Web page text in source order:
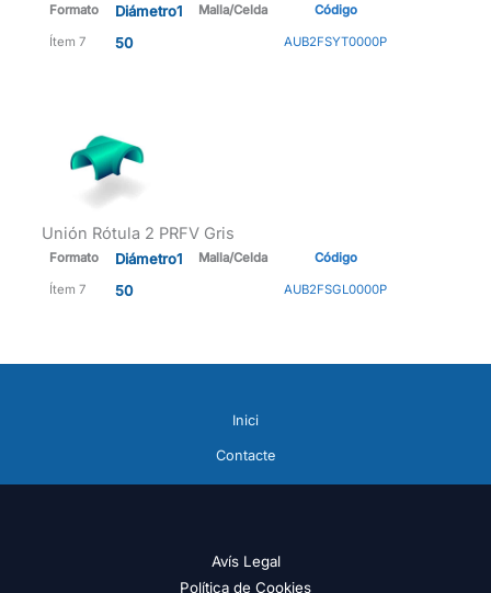
Formato Diámetro1 Malla/Celda Código
Ítem 7 50 AUB2FSYT0000P
Unión Rótula 2 PRFV Gris
Formato Diámetro1 Malla/Celda Código
Ítem 7 50 AUB2FSGL0000P
Inici
Contacte
Avís Legal
Política de Cookies